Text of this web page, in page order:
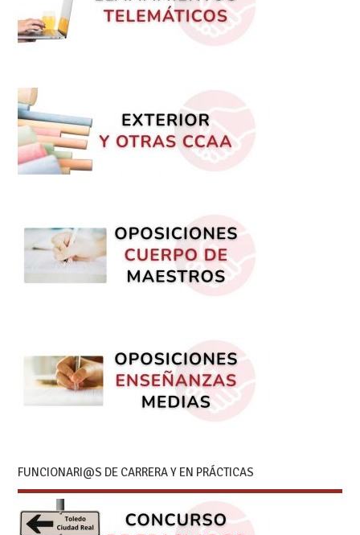
FUNCIONARI@S DE CARRERA Y EN PRÁCTICAS